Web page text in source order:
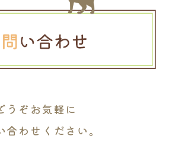
うぞお気軽に
合わせください。